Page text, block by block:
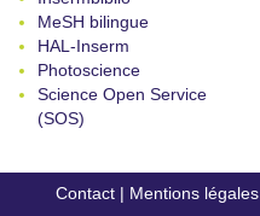
MeSH bilingue
HAL-Inserm
Photoscience
Science Open Service
(SOS)
Contact | Mentions légales